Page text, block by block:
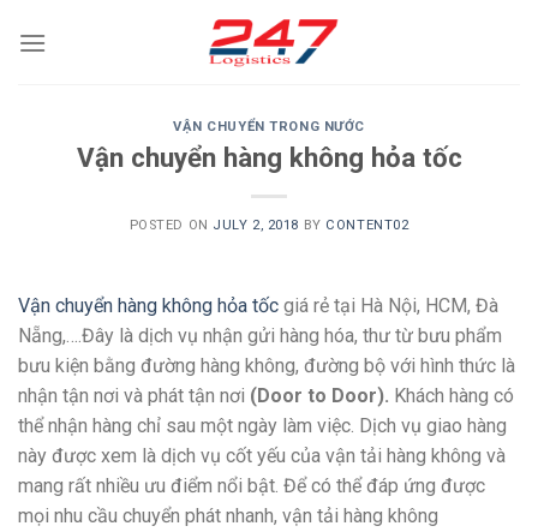
VẬN CHUYỂN TRONG NƯỚC
Vận chuyển hàng không hỏa tốc
POSTED ON JULY 2, 2018 BY CONTENT02
Vận chuyển hàng không hỏa tốc giá rẻ tại Hà Nội, HCM, Đà
Nẵng,….Đây là dịch vụ nhận gửi hàng hóa, thư từ bưu phẩm
bưu kiện bằng đường hàng không, đường bộ với hình thức là
nhận tận nơi và phát tận nơi (Door to Door). Khách hàng có
thể nhận hàng chỉ sau một ngày làm việc. Dịch vụ giao hàng
này được xem là dịch vụ cốt yếu của vận tải hàng không và
mang rất nhiều ưu điểm nổi bật. Để có thể đáp ứng được
mọi nhu cầu chuyển phát nhanh, vận tải hàng không